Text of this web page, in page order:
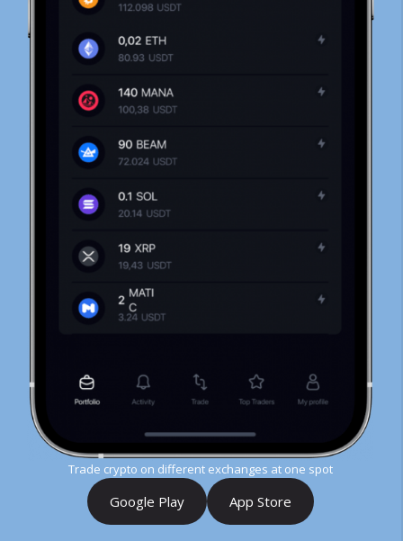
Trade crypto on different exchanges at one spot
Google Play App Store